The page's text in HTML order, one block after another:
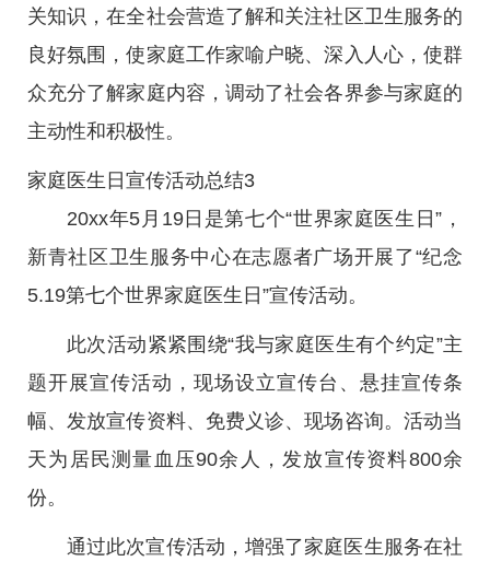
关知识，在全社会营造了解和关注社区卫生服务的
良好氛围，使家庭工作家喻户晓、深入人心，使群
众充分了解家庭内容，调动了社会各界参与家庭的
主动性和积极性。
家庭医生日宣传活动总结3
20xx年5月19日是第七个“世界家庭医生日”，
新青社区卫生服务中心在志愿者广场开展了“纪念
5.19第七个世界家庭医生日”宣传活动。
此次活动紧紧围绕“我与家庭医生有个约定”主
题开展宣传活动，现场设立宣传台、悬挂宣传条
幅、发放宣传资料、免费义诊、现场咨询。活动当
天为居民测量血压90余人，发放宣传资料800余
份。
通过此次宣传活动，增强了家庭医生服务在社